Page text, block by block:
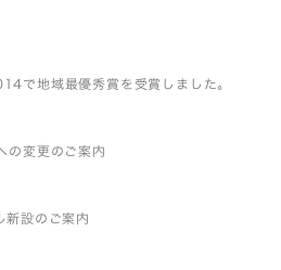
で地域最優秀賞を受賞しました。
の変更のご案内
新設のご案内